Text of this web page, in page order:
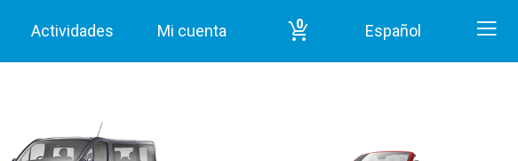
Actividades Mi cuenta 0 Español